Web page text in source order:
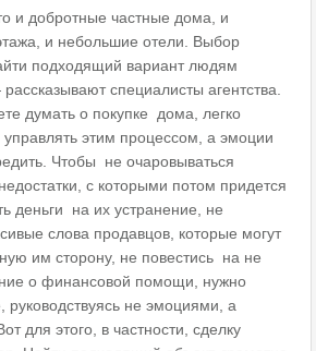
и добротные частные дома, и
и небольшие отели. Выбор
подходящий вариант людям
специалисты агентства.
думать о покупке дома, легко
этим процессом, а эмоции
Чтобы не очаровываться
с которыми потом придется
деньги на их устранение, не
слова продавцов, которые могут
им сторону, не повестись на не
о финансовой помощи, нужно
не эмоциями, а
для этого, в частности, сделку